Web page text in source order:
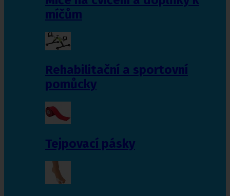
míčům
Rehabilitační a sportovní
pomůcky
Tejpovací pásky